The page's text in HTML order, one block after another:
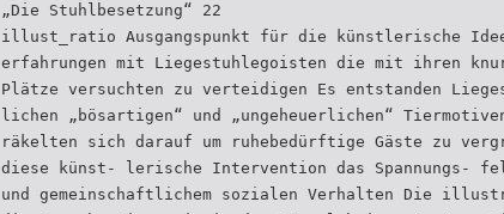
„Die Stuhlbesetzung“ 22
illust_ratio Ausgangspunkt für die künstlerische Idee
erfahrungen mit Liegestuhlegoisten die mit ihren
Plätze versuchten zu verteidigen Es entstanden
lichen „bösartigen“ und „ungeheuerlichen“
räkelten sich darauf um ruhebedürftige Gäste zu
diese künst- lerische Intervention das Spannungs-
und gemeinschaftlichem sozialen Verhalten Die